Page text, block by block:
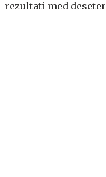
rezultati med